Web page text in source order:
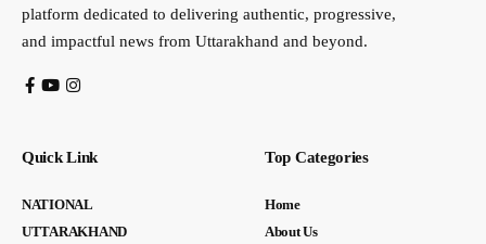
platform dedicated to delivering authentic, progressive,
and impactful news from Uttarakhand and beyond.
Quick Link
NATIONAL
UTTARAKHAND
Top Categories
Home
About Us